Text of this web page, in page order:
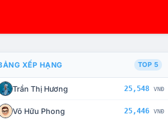
CHẾ TÀI XỬ LÝ VI PHẠM
XẾP HẠNG TOP 5
Trần Thị Hương 25,548 VNĐ
Võ Hữu Phong 25,446 VNĐ